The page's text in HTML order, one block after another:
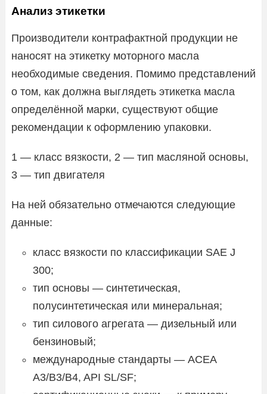
Анализ этикетки
Производители контрафактной продукции не
наносят на этикетку моторного масла
необходимые сведения. Помимо представлений
о том, как должна выглядеть этикетка масла
определённой марки, существуют общие
рекомендации к оформлению упаковки.
1 — класс вязкости, 2 — тип масляной основы,
3 — тип двигателя
На ней обязательно отмечаются следующие
данные:
класс вязкости по классификации SAE J
300;
тип основы — синтетическая,
полусинтетическая или минеральная;
тип силового агрегата — дизельный или
бензиновый;
международные стандарты — ACEA
A3/B3/B4, API SL/SF;